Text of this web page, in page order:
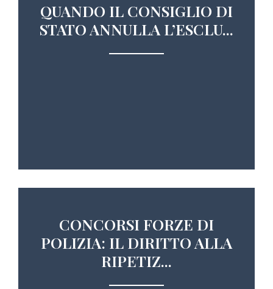
QUANDO IL CONSIGLIO DI
STATO ANNULLA L’ESCLU...
CONCORSI FORZE DI
POLIZIA: IL DIRITTO ALLA
RIPETIZ...